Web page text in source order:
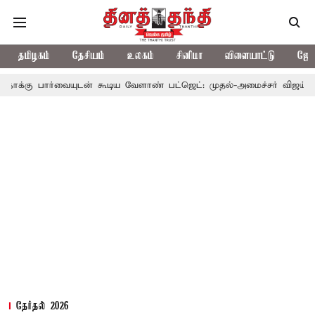
தமிழகம் தேசியம் உலகம் சினிமா விளையாட்டு
கூடிய வேளாண் பட்ஜெட்: முதல்-அமைச்சர் விஜய் தமிழக
தேர்தல் 2026